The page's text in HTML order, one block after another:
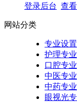
登录后台 查
网站分类
专业设置
护理专业
口腔专业
中医专业
中药专业
眼视光